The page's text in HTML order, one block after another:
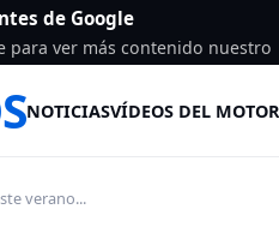
de Google
para ver más contenido nuestro
NOTICIASVÍDEOS DEL MOTOR
verano...